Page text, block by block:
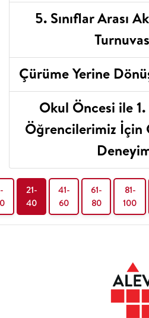
5. Sınıflar Arası
Çürüme Yerine
Okul Öncesi ile 1.
Öğrencilerimiz İçin
21-
40
41-
60
61-
80
81-
100